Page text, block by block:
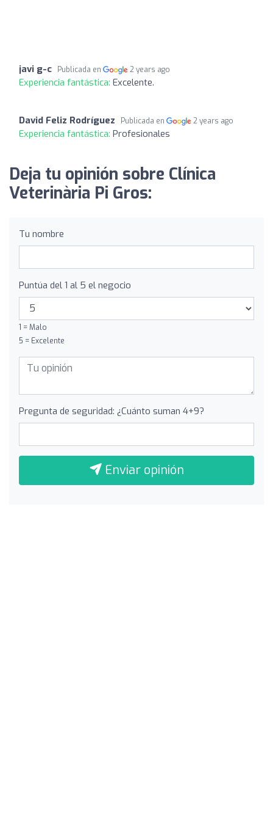
javi g-c Publicada en 2 years ago
Experiencia fantástica: Excelente.
David Feliz Rodríguez Publicada en 2 years ago
Experiencia fantástica: Profesionales
Deja tu opinión sobre Clínica
Veterinària Pi Gros:
Tu nombre
Puntúa del 1 al 5 el negocio
1 = Malo
5 = Excelente
Pregunta de seguridad: ¿Cuánto suman 4+9?
Enviar opinión